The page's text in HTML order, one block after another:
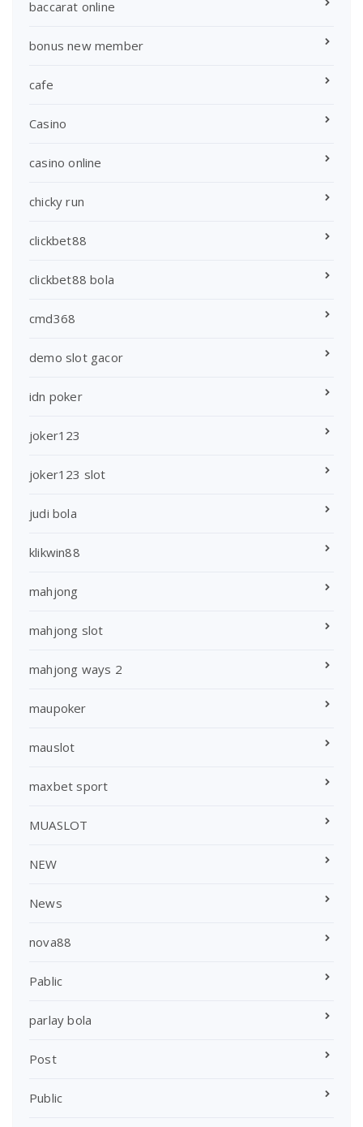
baccarat online
bonus new member
cafe
Casino
casino online
chicky run
clickbet88
clickbet88 bola
cmd368
demo slot gacor
idn poker
joker123
joker123 slot
judi bola
klikwin88
mahjong
mahjong slot
mahjong ways 2
maupoker
mauslot
maxbet sport
MUASLOT
NEW
News
nova88
Pablic
parlay bola
Post
Public